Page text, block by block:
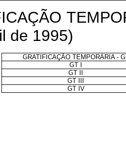
de 1995)
GRATIFICAÇÃO TEMPORÁRIA -
GT I
GT II
GT III
GT IV